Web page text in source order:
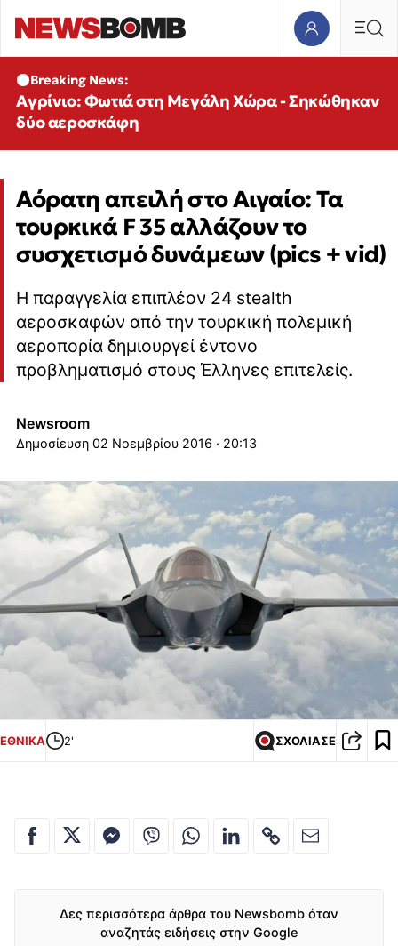
Breaking News:
Αγρίνιο: Φωτιά στη Μεγάλη Χώρα - Σηκώθηκαν
δύο αεροσκάφη
Αόρατη απειλή στο Αιγαίο: Τα
τουρκικά F 35 αλλάζουν το
συσχετισμό δυνάμεων (pics + vid)
H παραγγελία επιπλέον 24 stealth
αεροσκαφών από την τουρκική πολεμική
αεροπορία δημιουργεί έντονο
προβληματισμό στους Έλληνες επιτελείς.
Newsroom
02 Νοεμβρίου 2016 · 20:13
ΕΘΝΙΚΑ 2' ΣΧΟΛΙΑΣΕ
Δες περισσότερα άρθρα του Newsbomb όταν
αναζητάς ειδήσεις στην Google